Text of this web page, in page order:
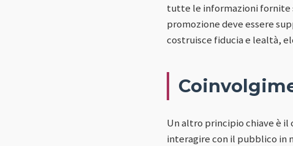
tutte le informazioni fornite
promozione deve essere
costruisce fiducia e lealtà,
Un altro principio chiave è
interagire con il pubblico in